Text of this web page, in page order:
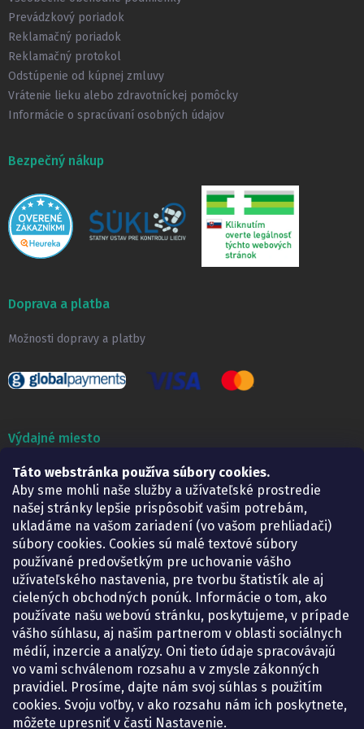
Táto webstránka používa súbory cookies.
Aby sme mohli naše služby a užívateľské prostredie
našej stránky lepšie prispôsobiť vašim potrebám,
ukladáme na vašom zariadení (vo vašom prehliadači)
súbory cookies. Cookies sú malé textové súbory
používané predovšetkým pre uchovanie vášho
užívateľského nastavenia, pre tvorbu štatistík ale aj
cielených obchodných ponúk. Informácie o tom, ako
používate našu webovú stránku, poskytujeme, v prípade
vášho súhlasu, aj našim partnerom v oblasti sociálnych
médií, inzercie a analýzy. Oni tieto údaje spracovávajú
vo vami schválenom rozsahu a v zmysle zákonných
pravidiel. Prosíme, dajte nám svoj súhlas s použitím
cookies. Svoju voľby, v ako rozsahu nám ich poskytnete,
môžete upresniť v časti Nastavenie.
Prevádzkový poriadok
Reklamačný poriadok
Reklamačný protokol
Odstúpenie od kúpnej zmluvy
Vrátenie lieku alebo zdravotníckej pomôcky
Informácie o spracúvaní osobných údajov
Bezpečný nákup
Doprava a platba
Možnosti dopravy a platby
Výdajné miesto
Lekáreň ADONAI
Košice – Smetanova 2
Pondelok:
07.30 – 15.30 h.
Utorok:
07.30 – 16.00 h.
Streda:
07.30 – 16.00 h.
Štvrtok:
07.30 – 15.30 h.
Piatok:
07.30 – 15.30 h.
KONTAKT
eshop@lekarenadonai.sk
+421 948 203 203
Nájdete nás na Facebooku.
lekarenadonai/